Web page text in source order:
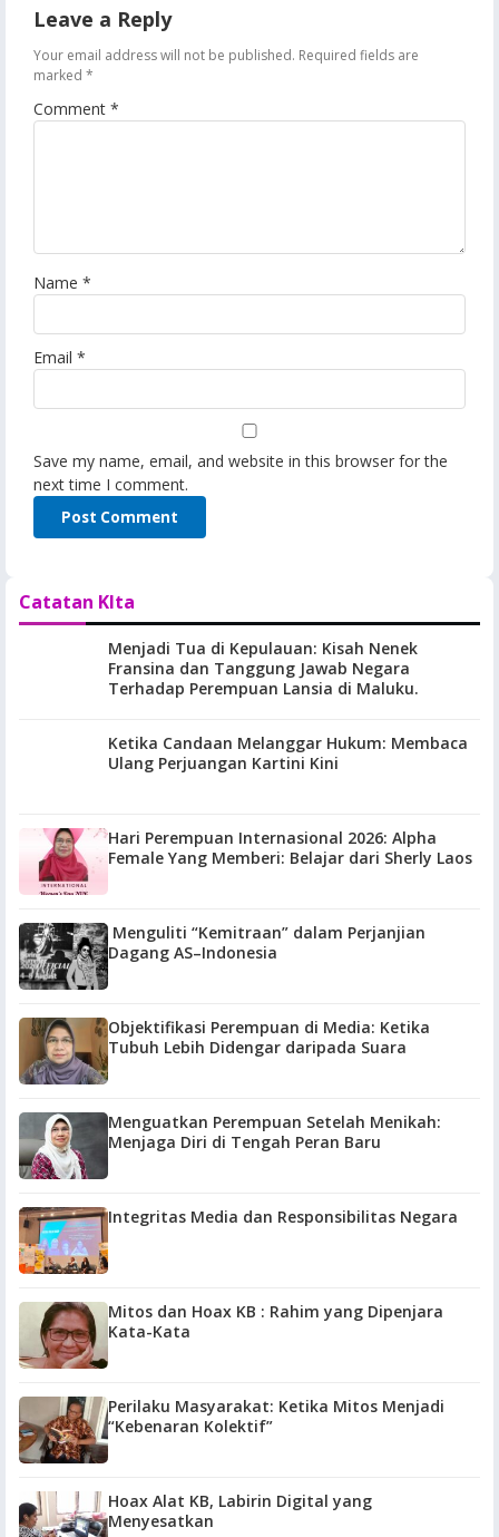
Leave a Reply
Your email address will not be published. Required fields are
marked *
Comment *
Name *
Email *
Save my name, email, and website in this browser for the
next time I comment.
Catatan KIta
Menjadi Tua di Kepulauan: Kisah Nenek
Fransina dan Tanggung Jawab Negara
Terhadap Perempuan Lansia di Maluku.
Ketika Candaan Melanggar Hukum: Membaca
Ulang Perjuangan Kartini Kini
Hari Perempuan Internasional 2026: Alpha
Female Yang Memberi: Belajar dari Sherly Laos
Menguliti “Kemitraan” dalam Perjanjian
Dagang AS–Indonesia
Objektifikasi Perempuan di Media: Ketika
Tubuh Lebih Didengar daripada Suara
Menguatkan Perempuan Setelah Menikah:
Menjaga Diri di Tengah Peran Baru
Integritas Media dan Responsibilitas Negara
Mitos dan Hoax KB : Rahim yang Dipenjara
Kata-Kata
Perilaku Masyarakat: Ketika Mitos Menjadi
“Kebenaran Kolektif”
Hoax Alat KB, Labirin Digital yang
Menyesatkan